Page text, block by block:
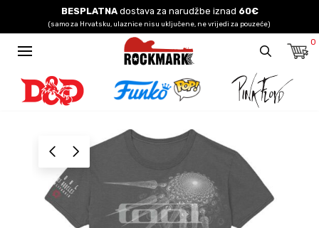
BESPLATNAdostava za narudžbe iznad 60€
(samo za Hrvatsku, ulaznice nisu uključene, ne vrijedi za pouzeće)
0